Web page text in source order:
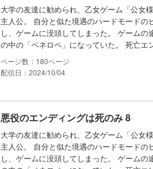
大学の友達に勧められ、乙女ゲーム「公女
主人公。 自分と似た境遇のハードモード
し、ゲームに没頭してしまった。 ゲーム
の中の「ペネロペ」になっていた。 死亡
180
配信日：2024/10/04
悪役のエンディングは死のみ 8
大学の友達に勧められ、乙女ゲーム「公女
主人公。 自分と似た境遇のハードモード
し、ゲームに没頭してしまった。 ゲーム